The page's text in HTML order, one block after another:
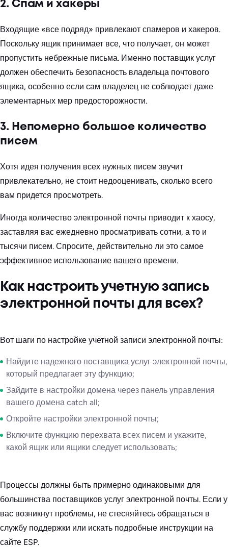
2. Спам и хакеры
Входящие «все подряд» привлекают спамеров и хакеров.
Поскольку ящик принимает все, что получает, он может
пропустить небрежные письма. Именно поставщик услуг
должен обеспечить безопасность владельца почтового
ящика, особенно если сам владелец не соблюдает даже
элементарных мер предосторожности.
3. Непомерно большое количество
писем
Хотя идея получения всех нужных писем звучит
привлекательно, не стоит недооценивать, сколько всего
вам придется просмотреть.
Иногда количество электронной почты приводит к хаосу,
заставляя вас ежедневно просматривать сотни, а то и
тысячи писем. Спросите, действительно ли это самое
эффективное использование вашего времени.
Как настроить учетную запись
электронной почты для всех?
Вот шаги по настройке учетной записи электронной почты:
Найдите надежного поставщика услуг электронной почты,
который предлагает эту функцию;
Зайдите в настройки домена через панель управления
вашего домена catch all;
Откройте настройки электронной почты;
Включите функцию перехвата всех писем и укажите,
какой ящик или ящики следует использовать;
Процессы должны быть примерно одинаковыми для
большинства поставщиков услуг электронной почты. Если у
вас возникнут проблемы, не стесняйтесь обращаться в
службу поддержки или искать подробные инструкции на
сайте ESP.